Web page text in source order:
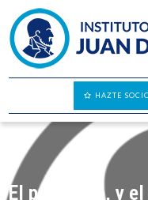
HAZTE
El privilegio, y